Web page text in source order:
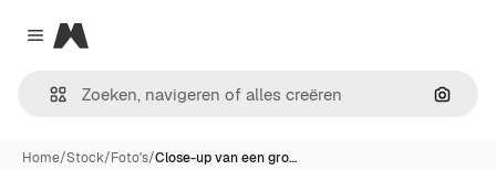
Close menu
Magnific
Home/Stock/Foto's/Close-up van een gro…